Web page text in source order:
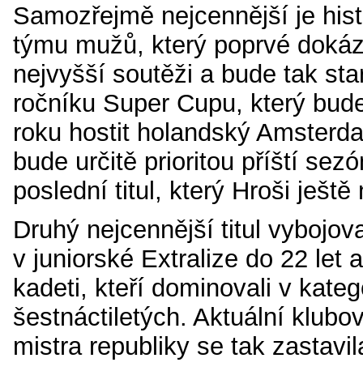
Samozřejmě nejcennější je
týmu mužů, který poprvé
nejvyšší soutěži a bude tak
ročníku Super Cupu, který
roku hostit holandský
bude určitě prioritou příští
poslední titul, který Hroši ještě
Druhý nejcennější titul
v juniorské Extralize do 22 let
kadeti, kteří dominovali v
šestnáctiletých. Aktuální
mistra republiky se tak